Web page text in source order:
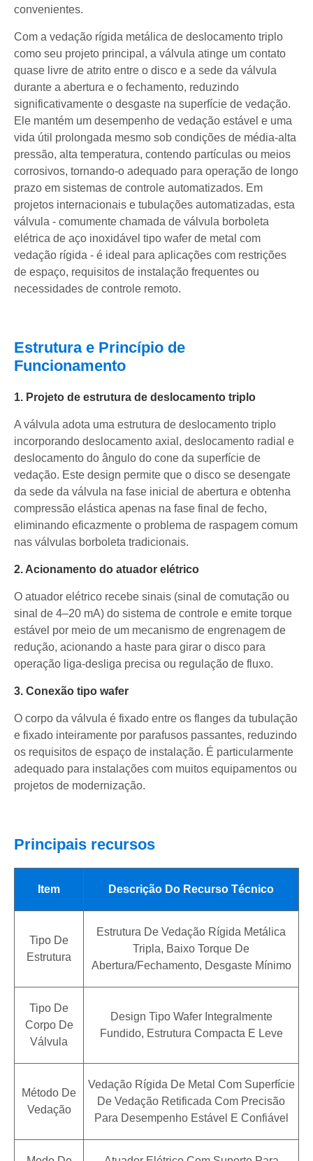
convenientes.
Com a vedação rígida metálica de deslocamento triplo
como seu projeto principal, a válvula atinge um contato
quase livre de atrito entre o disco e a sede da válvula
durante a abertura e o fechamento, reduzindo
significativamente o desgaste na superfície de vedação.
Ele mantém um desempenho de vedação estável e uma
vida útil prolongada mesmo sob condições de média-alta
pressão, alta temperatura, contendo partículas ou meios
corrosivos, tornando-o adequado para operação de longo
prazo em sistemas de controle automatizados. Em
projetos internacionais e tubulações automatizadas, esta
válvula - comumente chamada de válvula borboleta
elétrica de aço inoxidável tipo wafer de metal com
vedação rígida - é ideal para aplicações com restrições
de espaço, requisitos de instalação frequentes ou
necessidades de controle remoto.
Estrutura e Princípio de
Funcionamento
1. Projeto de estrutura de deslocamento triplo
A válvula adota uma estrutura de deslocamento triplo
incorporando deslocamento axial, deslocamento radial e
deslocamento do ângulo do cone da superfície de
vedação. Este design permite que o disco se desengate
da sede da válvula na fase inicial de abertura e obtenha
compressão elástica apenas na fase final de fecho,
eliminando eficazmente o problema de raspagem comum
nas válvulas borboleta tradicionais.
2. Acionamento do atuador elétrico
O atuador elétrico recebe sinais (sinal de comutação ou
sinal de 4–20 mA) do sistema de controle e emite torque
estável por meio de um mecanismo de engrenagem de
redução, acionando a haste para girar o disco para
operação liga-desliga precisa ou regulação de fluxo.
3. Conexão tipo wafer
O corpo da válvula é fixado entre os flanges da tubulação
e fixado inteiramente por parafusos passantes, reduzindo
os requisitos de espaço de instalação. É particularmente
adequado para instalações com muitos equipamentos ou
projetos de modernização.
Principais recursos
Item Descrição Do Recurso Técnico
Tipo De
Estrutura
Estrutura De Vedação Rígida Metálica
Tripla, Baixo Torque De
Abertura/fechamento, Desgaste Mínimo
Tipo De
Corpo De
Válvula
Design Tipo Wafer Integralmente
Fundido, Estrutura Compacta E Leve
Método De
Vedação
Vedação Rígida De Metal Com Superfície
De Vedação Retificada Com Precisão
Para Desempenho Estável E Confiável